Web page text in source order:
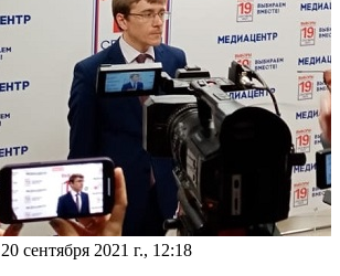
20 сентября 2021 г., 12:18